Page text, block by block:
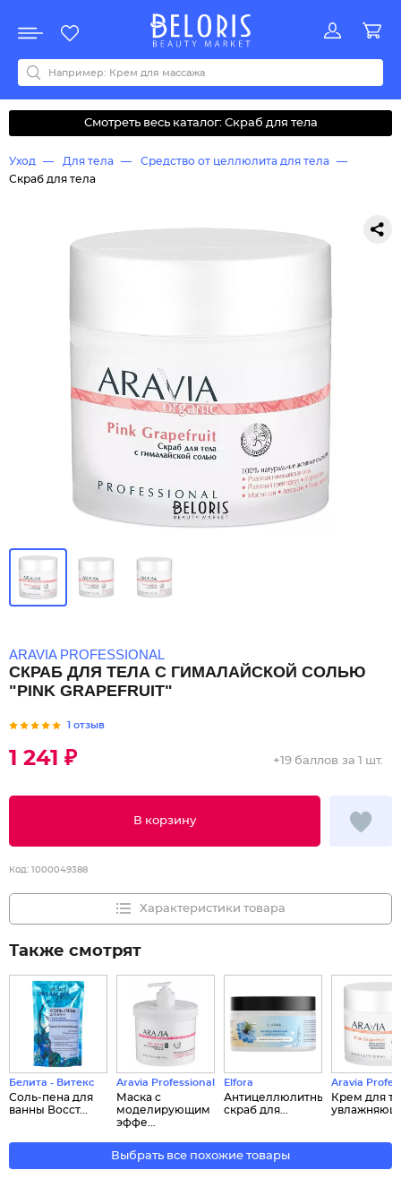
Акции
Все бренды
0-9ABCDEFGHIJKLMNOPQRSTUVWYZАБВДЗИМОКЛНПРСТУФ
Смотреть весь каталог: Скраб для тела
Уход Для тела
Средство от целлюлита для тела
Скраб для тела
ARAVIA PROFESSIONAL
СКРАБ ДЛЯ ТЕЛА С ГИМАЛАЙСКОЙ СОЛЬЮ
"PINK GRAPEFRUIT"
1 отзыв
1 241 ₽
В корзину
+19 баллов за 1 шт.
Код: 1000049388
Характеристики товара
Также смотрят
Белита - Витекс
Соль-пена для
ванны Восст...
Aravia Professional
Маска с
моделирующим
эффе...
Elfora
Антицеллюлитный
скраб для...
Aravia
Крем для
Выбрать все похожие товары